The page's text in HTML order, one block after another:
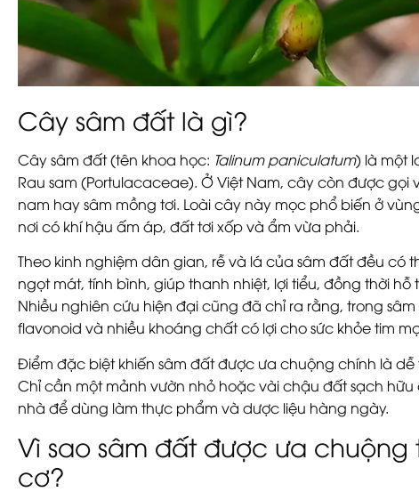
Cây sâm đất là gì?
Cây sâm đất (tên khoa học: Talinum paniculatum) là một
Rau sam (Portulacaceae). Ở Việt Nam, cây còn được gọi
nam hay sâm mồng tơi. Loài cây này mọc phổ biến ở
nơi có khí hậu ấm áp, đất tơi xốp và ẩm vừa phải.
Theo kinh nghiệm dân gian, rễ và lá của sâm đất đều có
ngọt mát, tính bình, giúp thanh nhiệt, lợi tiểu, đồng thời
Nhiều nghiên cứu hiện đại cũng đã chỉ ra rằng, trong
flavonoid và nhiều khoáng chất có lợi cho sức khỏe tim
Điểm đặc biệt khiến sâm đất được ưa chuộng chính là
Chỉ cần một mảnh vườn nhỏ hoặc vài chậu đất sạch
nhà để dùng làm thực phẩm và dược liệu hàng ngày.
Vì sao sâm đất được ưa
cơ?